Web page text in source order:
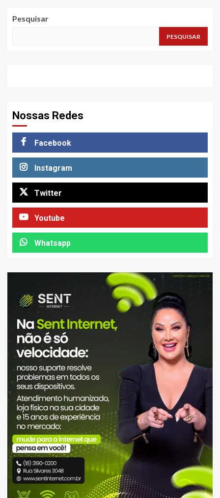
Pesquisar
PESQUISAR
Nossas Redes
Facebook
Instagram
Twitter
Youtube
Whatsapp